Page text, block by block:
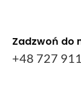
Zadzwoń do
+48 727